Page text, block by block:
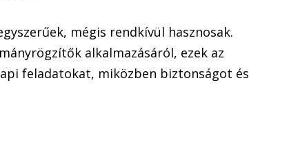
mégis rendkívül hasznosak.
alkalmazásáról, ezek az
feladatokat, miközben biztonságot és